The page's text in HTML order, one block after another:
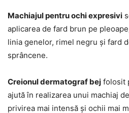
Machiajul pentru ochi expresivi
aplicarea de fard brun pe
linia genelor, rimel negru și fard
sprâncene.
Creionul dermatograf bej folosit
ajută în realizarea unui machiaj
privirea mai intensă și ochii mai